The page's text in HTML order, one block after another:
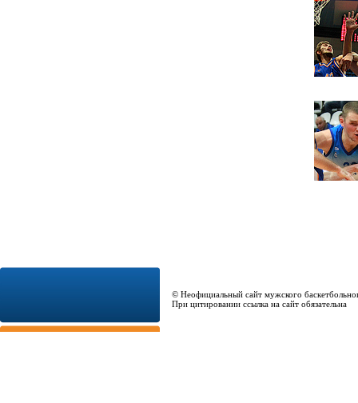
© Неофициальный сайт мужского
При цитировании ссылка на сайт обязательна